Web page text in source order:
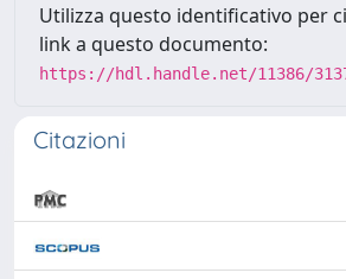
Utilizza questo identificativo per
link a questo documento:
https://hdl.handle.net/11386/
Citazioni